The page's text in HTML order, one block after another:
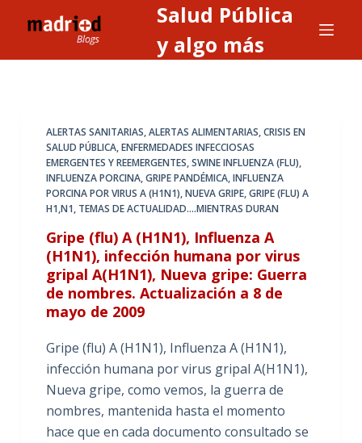
l
Salud Pública
y algo más
ALERTAS SANITARIAS, ALERTAS ALIMENTARIAS,CRISIS EN
SALUD PÚBLICA,ENFERMEDADES INFECCIOSAS
EMERGENTES Y REEMERGENTES,SWINE INFLUENZA (FLU),
INFLUENZA PORCINA, GRIPE PANDÉMICA, INFLUENZA
PORCINA POR VIRUS A (H1N1), NUEVA GRIPE, GRIPE (FLU) A
H1,N1, TEMAS DE ACTUALIDAD....MIENTRAS DURAN
Gripe (flu) A (H1N1), Influenza A
(H1N1), infección humana por virus
gripal A(H1N1), Nueva gripe: Guerra
de nombres. Actualización a 8 de
mayo de 2009
Gripe (flu) A (H1N1), Influenza A (H1N1),
infección humana por virus gripal A(H1N1),
Nueva gripe, como vemos, la guerra de
nombres, mantenida hasta el momento
hace que en cada documento consultado se